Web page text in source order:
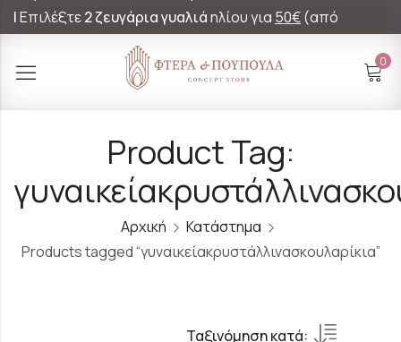
|Επιλέξτε2 ζευγάρια γυαλιάηλίου για 50€(από
0
Product Tag:
Αρχική
Κατάστημα
Products tagged “γυναικείακρυστάλλινασκουλαρίκια”
Ταξινόμηση κατά: